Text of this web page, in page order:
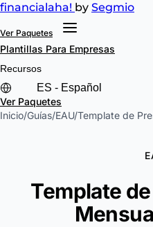
financialaha! by Segmio
Ver Paquetes
Plantillas Para Empresas
Recursos
Ver Paquetes
Inicio/Guías/EAU/Template de
Template